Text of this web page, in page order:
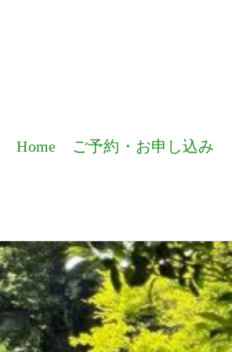
Home ご予約・お申し込み